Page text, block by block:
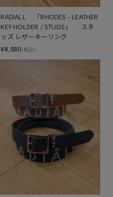
RADIALL 　「RHODES - LEATHER
KEY HOLDER / STUDS」　  スタ
ッズ レザーキーリング
¥8,580(税込)